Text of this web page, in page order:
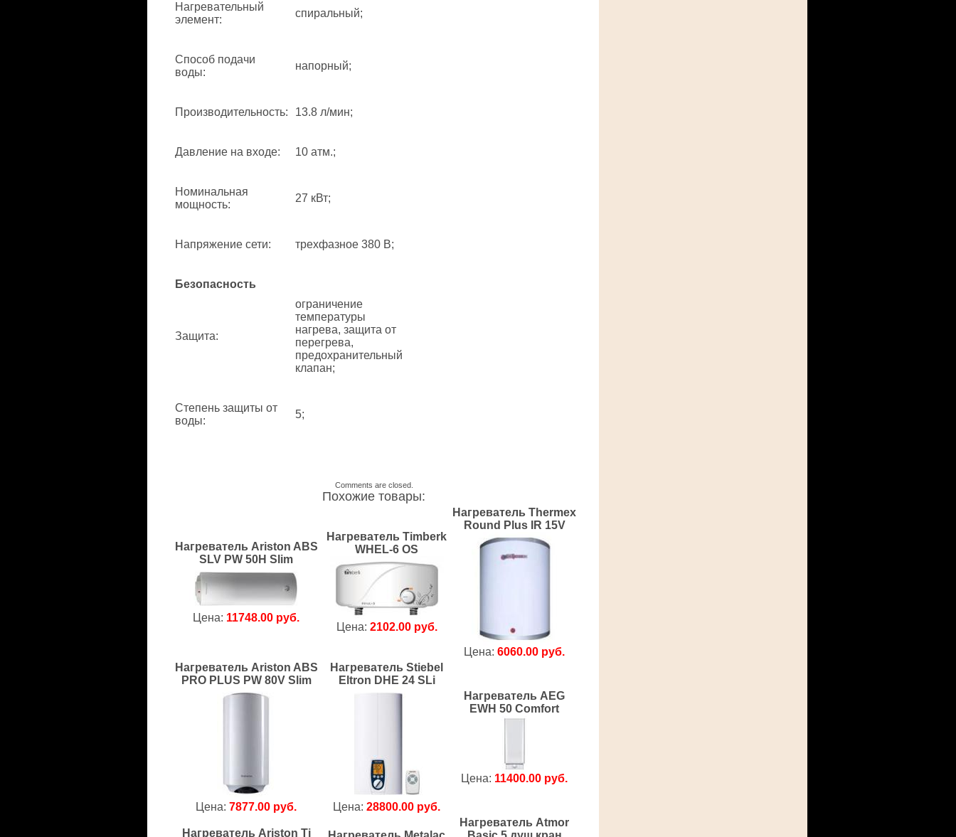
Нагревательный
элемент:
спиральный;
Способ подачи
воды:
напорный;
Производительность: 13.8 л/мин;
Давление на входе: 10 атм.;
Номинальная
мощность:
27 кВт;
Напряжение сети: трехфазное 380 В;
Безопасность
Защита:
ограничение
температуры
нагрева, защита от
перегрева,
предохранительный
клапан;
Степень защиты от
воды:
5;
Comments are closed.
Похожие товары:
Нагреватель Ariston ABS
SLV PW 50H Slim
Цена: 11748.00 руб.
Нагреватель Timberk
WHEL-6 OS
Цена: 2102.00 руб.
Нагреватель Thermex
Round Plus IR 15V
Цена: 6060.00 руб.
Нагреватель Ariston ABS
PRO PLUS PW 80V Slim
Цена: 7877.00 руб.
Нагреватель Stiebel
Eltron DHE 24 SLi
Цена: 28800.00 руб.
Нагреватель AEG
EWH 50 Comfort
Цена: 11400.00 руб.
Нагреватель Ariston Ti
Нагреватель Atmor